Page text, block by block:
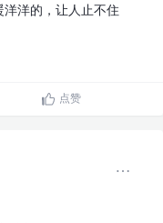
洋的，让人止不住
点赞